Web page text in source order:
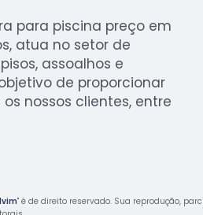
para piscina preço em
atua no setor de
assoalhos e
de proporcionar
nossos clientes, entre
" é de direito reservado. Sua reprodução,